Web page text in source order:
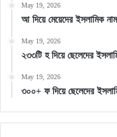
May 19, 2026
আ দিয়ে মেয়েদের
May 19, 2026
২৩৩টি হ দিয়ে ছেলেদের
May 19, 2026
৩০০+ ফ দিয়ে ছেলেদের